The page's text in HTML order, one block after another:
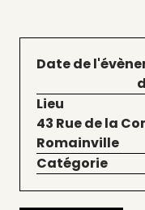
Date de
Lieu
43 Rue de la
Romainville
Catégorie